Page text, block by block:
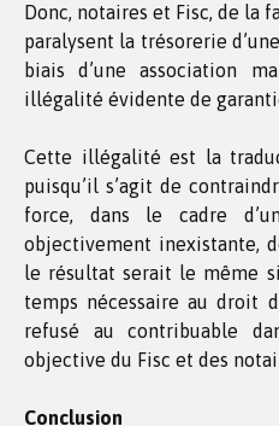
Donc, notaires et Fisc, de la
paralysent la trésorerie
biais d’une association
illégalité évidente de
Cette illégalité est la
puisqu’il s’agit de
force, dans le cadre
objectivement inexistante,
le résultat serait le même
temps nécessaire au droit
refusé au contribuable
objective du Fisc et des
Conclusion